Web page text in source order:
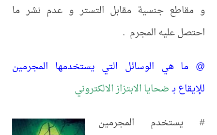
و مقاطع جنسية مقابل التستر و عدم نشر ما
احتصل عليه المجرم .
@ ما هي الوسائل التي يستخدمها المجرمين
للإيقاع بـضحايا الابتزاز الالكتروني
# يستخدم المجرمين